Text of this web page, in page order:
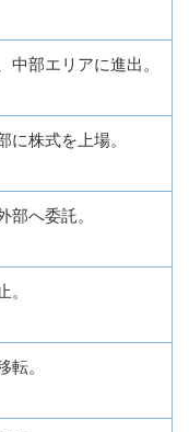
中部エリアに進出。
に株式を上場。
部へ委託。
。
転。